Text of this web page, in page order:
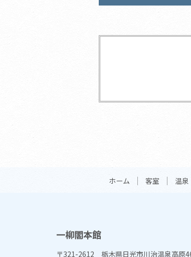
ホーム 客室 温泉
一柳閣本館
〒321-2612 栃木県日光市川治温泉高原